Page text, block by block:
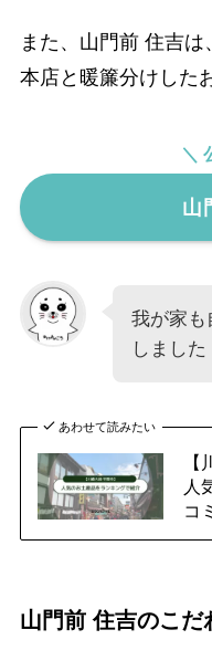
また、山門前 住吉
本店と暖簾分けした
＼
山
我が家も
しました
あわせて読みたい
人
コ
山門前 住吉のこだ